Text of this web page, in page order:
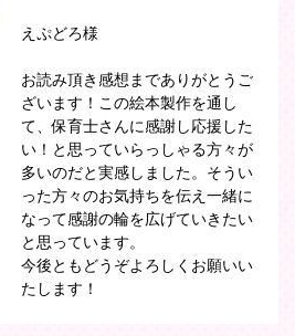
えぷどろ様
お読み頂き感想までありがとうご
ざいます！この絵本製作を通し
て、保育士さんに感謝し応援した
い！と思っていらっしゃる方々が
多いのだと実感しました。そうい
った方々のお気持ちを伝え一緒に
なって感謝の輪を広げていきたい
と思っています。
今後ともどうぞよろしくお願いい
たします！